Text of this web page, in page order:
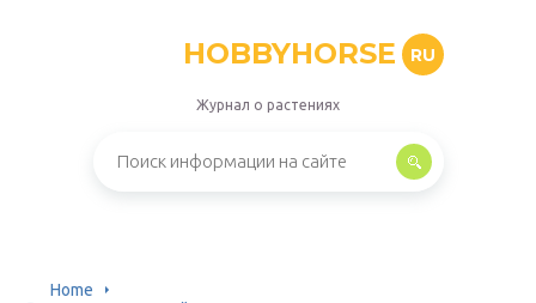
HOBBYHORSE RU
Журнал о растениях
Home